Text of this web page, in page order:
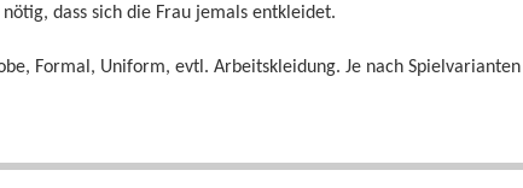
dass sich die Frau jemals entkleidet.
Formal, Uniform, evtl. Arbeitskleidung. Je nach Spielvarianten